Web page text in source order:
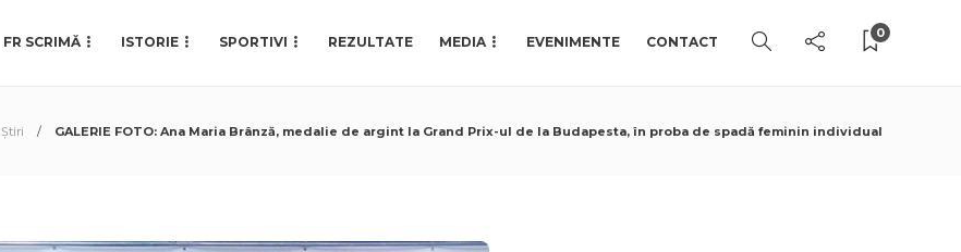
FR SCRIMĂ ISTORIE SPORTIVI REZULTATE MEDIA EVENIMENTE CONTACT
0
Știri GALERIE FOTO: Ana Maria Brânză, medalie de argint la Grand Prix-ul de la Budapesta, în proba de spadă feminin individual